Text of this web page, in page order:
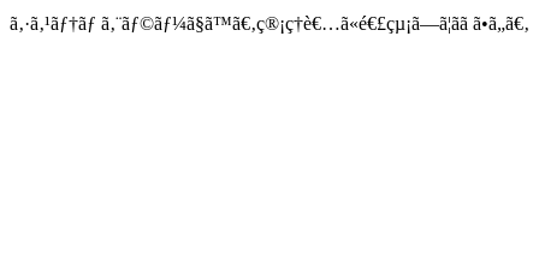
ã‚·ã‚¹ãƒ†ãƒ ã‚¨ãƒ©ãƒ¼ã§ã™ã€‚ç®¡ç†è€…ã«é€£çµ¡ã—ã¦ãã ã•ã„ã€‚